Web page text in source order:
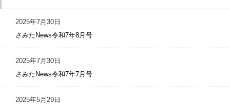
2025年7月30日
さみたNews令和7年8月号
2025年7月30日
さみたNews令和7年7月号
2025年5月29日